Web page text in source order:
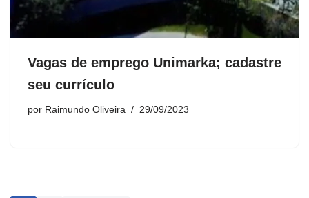
Vagas de emprego Unimarka; cadastre
seu currículo
por Raimundo Oliveira 29/09/2023